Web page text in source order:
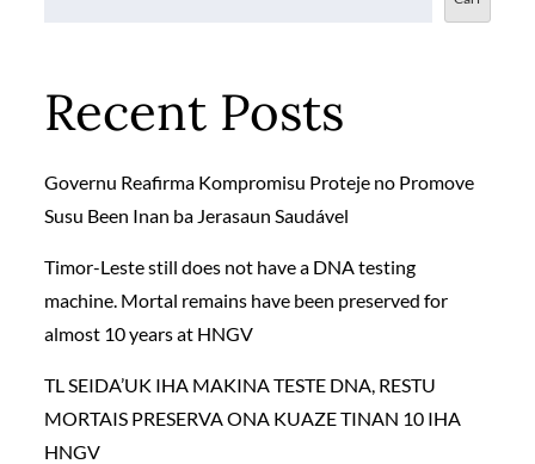
Recent Posts
Governu Reafirma Kompromisu Proteje no Promove
Susu Been Inan ba Jerasaun Saudável
Timor-Leste still does not have a DNA testing
machine. Mortal remains have been preserved for
almost 10 years at HNGV
TL SEIDA’UK IHA MAKINA TESTE DNA, RESTU
MORTAIS PRESERVA ONA KUAZE TINAN 10 IHA
HNGV